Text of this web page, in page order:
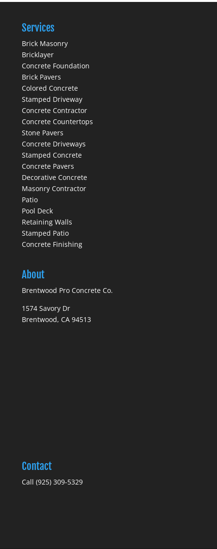
Services
Brick Masonry
Bricklayer
Concrete Foundation
Brick Pavers
Colored Concrete
Stamped Driveway
Concrete Contractor
Concrete Countertops
Stone Pavers
Concrete Driveways
Stamped Concrete
Concrete Pavers
Decorative Concrete
Masonry Contractor
Patio
Pool Deck
Retaining Walls
Stamped Patio
Concrete Finishing
About
Brentwood Pro Concrete Co.
1574 Savory Dr
Brentwood, CA 94513
Contact
Call (925) 309-5329